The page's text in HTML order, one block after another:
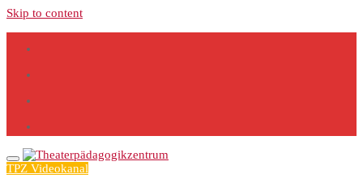
Skip to content
TPZ Videokanal